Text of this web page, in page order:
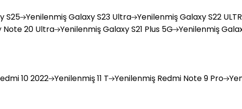
S25 YenilenmişGalaxy S23 Ultra YenilenmişGalaxy S22
Note 20 Ultra YenilenmişGalaxy S21 Plus 5G Yenilenmiş
10 2022 Yenilenmiş11 T Yenilenmiş Redmi Note 9 Pro